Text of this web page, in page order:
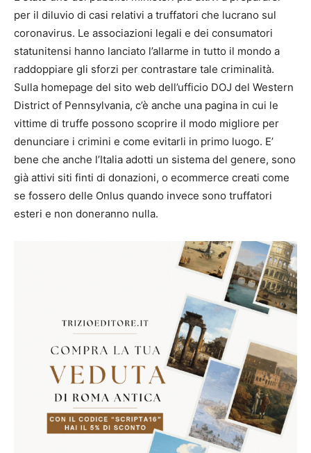
per il diluvio di casi relativi a truffatori che lucrano sul
coronavirus. Le associazioni legali e dei consumatori
statunitensi hanno lanciato l’allarme in tutto il mondo a
raddoppiare gli sforzi per contrastare tale criminalità.
Sulla homepage del sito web dell’ufficio DOJ del Western
District of Pennsylvania, c’è anche una pagina in cui le
vittime di truffe possono scoprire il modo migliore per
denunciare i crimini e come evitarli in primo luogo. E’
bene che anche l’Italia adotti un sistema del genere, sono
già attivi siti finti di donazioni, o ecommerce creati come
se fossero delle Onlus quando invece sono truffatori
esteri e non doneranno nulla.